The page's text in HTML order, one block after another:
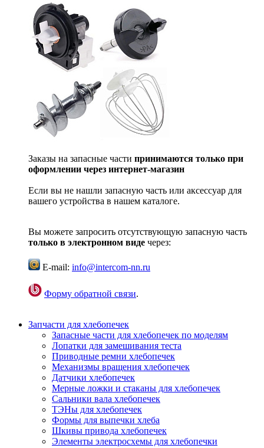
Заказы на запасные части принимаются только при
оформлении через интернет-магазин
Если вы не нашли запасную часть или аксессуар для
вашего устройства в нашем каталоге.
Вы можете запросить отсутствующую запасную часть
только в электронном виде через:
E-mail: info@intercom-nn.ru
Форму обратной связи.
Запчасти для хлебопечек
Запасные части для хлебопечек по моделям
Лопатки для замешивания теста
Приводные ремни хлебопечек
Механизмы вращения хлебопечек
Датчики хлебопечек
Мерные ложки и стаканы для хлебопечек
Сальники вала хлебопечек
ТЭНы для хлебопечек
Формы для выпечки хлеба
Шкивы привода хлебопечек
Элементы электросхемы для хлебопечки